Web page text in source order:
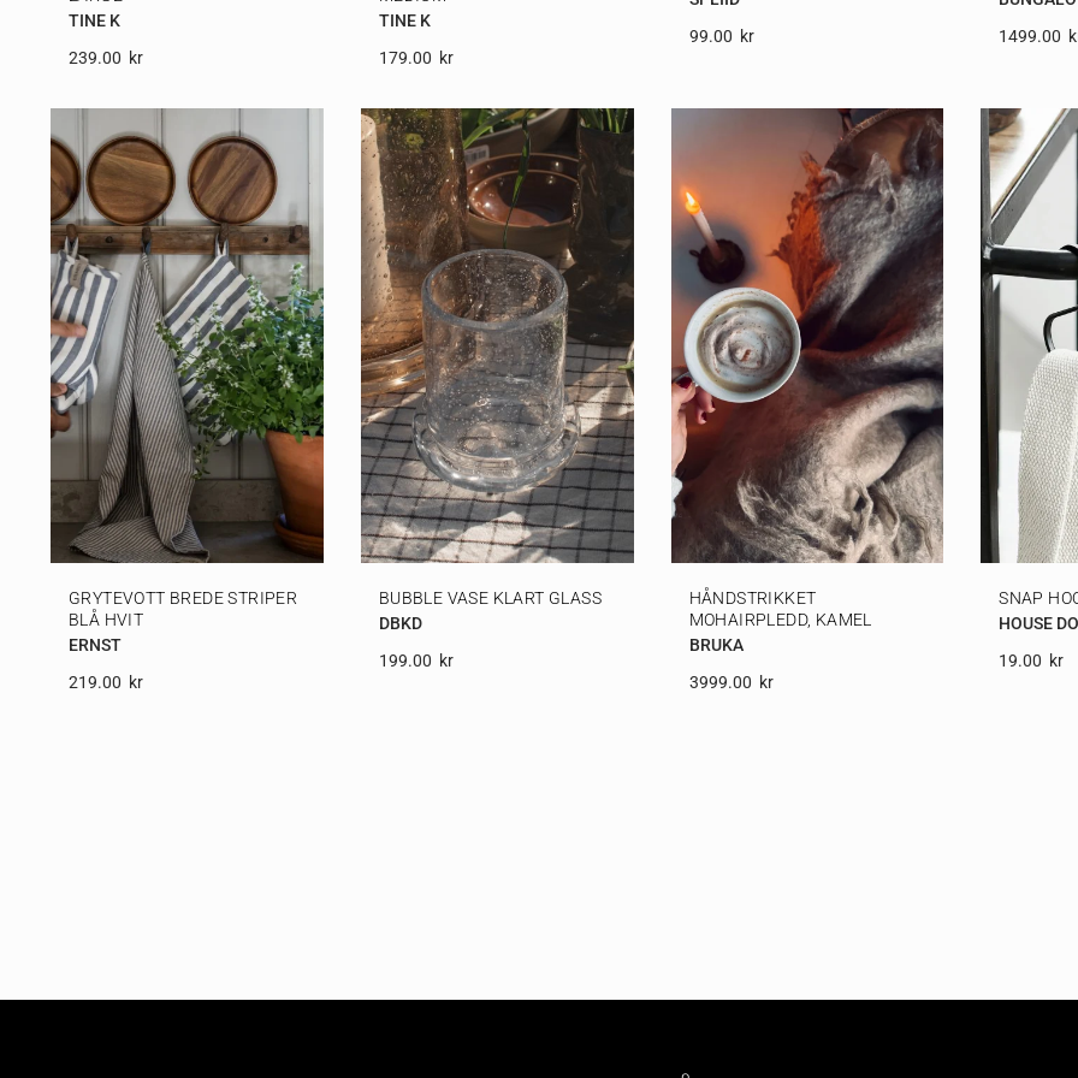
TINE K
239.00 Kr
TINE K
179.00 Kr
99.00 Kr
1499.00
GRYTEVOTT BREDE STRIPER
BLÅ HVIT
ERNST
219.00 Kr
BUBBLE VASE KLART GLASS
DBKD
199.00 Kr
HÅNDSTRIKKET
MOHAIRPLEDD, KAMEL
BRUKA
3999.00 Kr
SNAP
HOUSE
19.00 Kr